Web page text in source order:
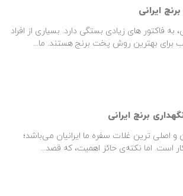
ایرانی
فاکتور های زیادی بستگی دارد. بسیاری از افراد
برای بهترین روش پخت برنج هستند. ما...
برنج ایرانی
و اصلی ترین غلات سفره ما ایرانیان می‌باشد؛
است. اما نکته‌ی حائز اهمیت، که قصد...